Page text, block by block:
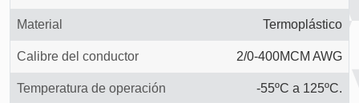
Material Termoplástico
Calibre del conductor 2/0-400MCM AWG
Temperatura de operación -55ºC a 125ºC.